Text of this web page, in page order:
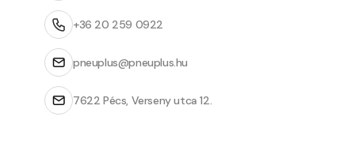
+36 20 259 0922
pneuplus@pneuplus.hu
7622 Pécs, Verseny utca 12.